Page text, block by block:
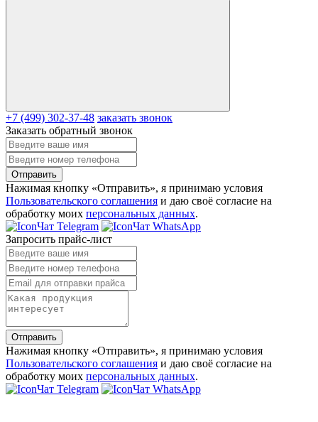
+7 (499) 302-37-48 заказать звонок
Заказать обратный звонок
Отправить
Нажимая кнопку «Отправить», я принимаю условия
Пользовательского соглашения и даю своё согласие на
обработку моих персональных данных.
Чат Telegram
Чат WhatsApp
Запросить прайс-лист
Отправить
Нажимая кнопку «Отправить», я принимаю условия
Пользовательского соглашения и даю своё согласие на
обработку моих персональных данных.
Чат Telegram
Чат WhatsApp